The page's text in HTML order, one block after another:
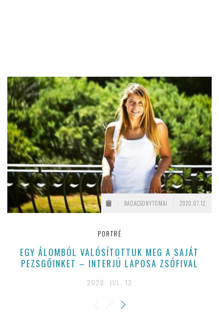
BADACSONYTOMAJ 2020.07.12.
PORTRÉ
EGY ÁLOMBÓL VALÓSÍTOTTUK MEG A SAJÁT
PEZSGŐINKET – INTERJÚ LAPOSA ZSÓFIVAL
2020. JUL. 12